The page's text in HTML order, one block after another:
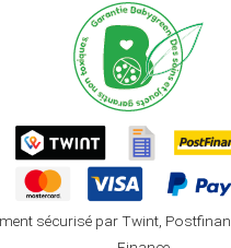
sécurisé par Twint,